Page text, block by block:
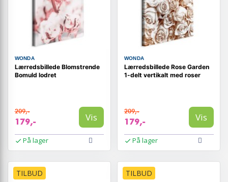
WONDA
Lærredsbillede Blomstrende
Bomuld lodret
209,-
179,- Vis
På lager
WONDA
Lærredsbillede Rose Garden
1-delt vertikalt med roser
209,-
179,- Vis
På lager
TILBUD TILBUD